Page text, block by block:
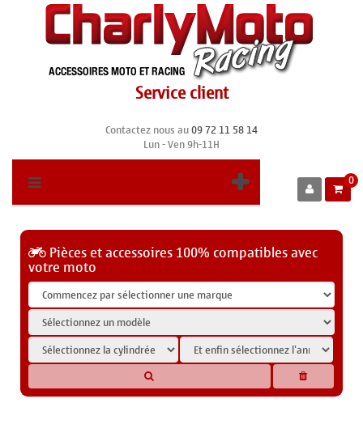
Service client
Contactez nous au09 72 11 58 14
Lun - Ven 9h-11H
0
Pièces et accessoires 100% compatibles avec
votre moto